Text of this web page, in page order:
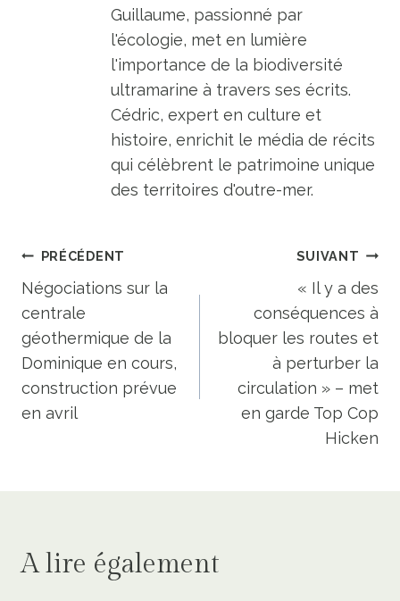
Guillaume, passionné par
l'écologie, met en lumière
l'importance de la biodiversité
ultramarine à travers ses écrits.
Cédric, expert en culture et
histoire, enrichit le média de récits
qui célèbrent le patrimoine unique
des territoires d'outre-mer.
Navigation
de
l’article
PRÉCÉDENT
Négociations sur la
centrale
géothermique de la
Dominique en cours,
construction prévue
en avril
SUIVANT
« Il y a des
conséquences à
bloquer les routes et
à perturber la
circulation » – met
en garde Top Cop
Hicken
A lire également